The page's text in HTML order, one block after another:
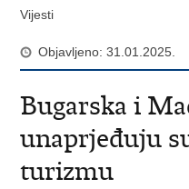
Vijesti
Objavljeno: 31.01.2025.
Bugarska i
unaprjeđuju
turizmu